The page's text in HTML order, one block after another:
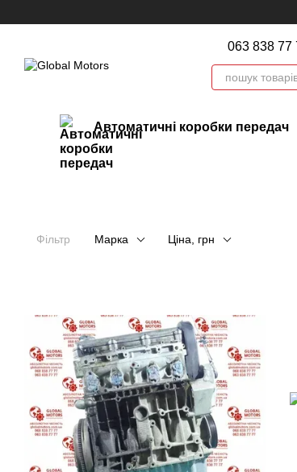
063 838 77
Автоматичні коробки передач
Фільтр Марка Ціна, грн